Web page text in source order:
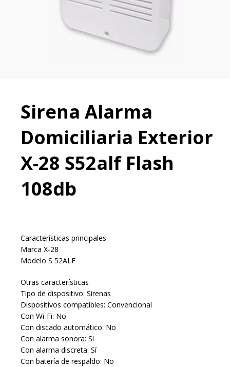
Sirena Alarma
Domiciliaria Exterior
X-28 S52alf Flash
108db
Características principales
Marca X-28
Modelo S 52ALF
Otras características
Tipo de dispositivo: Sirenas
Dispositivos compatibles: Convencional
Con Wi-Fi: No
Con discado automático: No
Con alarma sonora: Sí
Con alarma discreta: Sí
Con batería de respaldo: No